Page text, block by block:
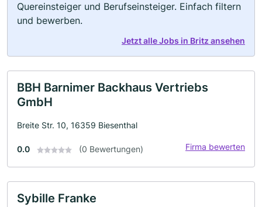
Quereinsteiger und Berufseinsteiger. Einfach filtern
und bewerben.
Jetzt alle Jobs in Britz ansehen
BBH Barnimer Backhaus Vertriebs
GmbH
Breite Str. 10, 16359 Biesenthal
0.0 (0 Bewertungen) Firma bewerten
Sybille Franke